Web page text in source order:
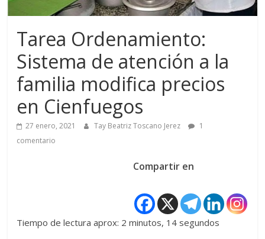
Tarea Ordenamiento:
Sistema de atención a la
familia modifica precios
en Cienfuegos
27 enero, 2021 Tay Beatriz Toscano Jerez
1
comentario
Compartir en
Tiempo de lectura aprox: 2 minutos, 14 segundos